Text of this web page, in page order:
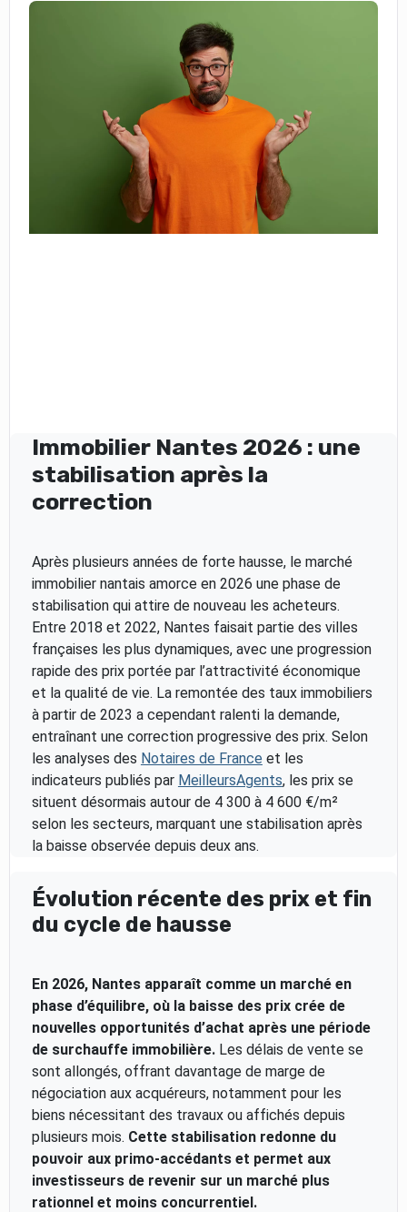
Immobilier Nantes 2026 : une
stabilisation après la
correction
Après plusieurs années de forte hausse, le marché
immobilier nantais amorce en 2026 une phase de
stabilisation qui attire de nouveau les acheteurs.
Entre 2018 et 2022, Nantes faisait partie des villes
françaises les plus dynamiques, avec une progression
rapide des prix portée par l’attractivité économique
et la qualité de vie. La remontée des taux immobiliers
à partir de 2023 a cependant ralenti la demande,
entraînant une correction progressive des prix. Selon
les analyses des Notaires de France et les
indicateurs publiés par MeilleursAgents, les prix se
situent désormais autour de 4 300 à 4 600 €/m²
selon les secteurs, marquant une stabilisation après
la baisse observée depuis deux ans.
Évolution récente des prix et fin
du cycle de hausse
En 2026, Nantes apparaît comme un marché en
phase d’équilibre, où la baisse des prix crée de
nouvelles opportunités d’achat après une période
de surchauffe immobilière.Les délais de vente se
sont allongés, offrant davantage de marge de
négociation aux acquéreurs, notamment pour les
biens nécessitant des travaux ou affichés depuis
plusieurs mois. Cette stabilisation redonne du
pouvoir aux primo-accédants et permet aux
investisseurs de revenir sur un marché plus
rationnel et moins concurrentiel.